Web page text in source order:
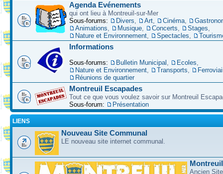
Agenda Evénements
qui ont lieu à Montreuil-sur-Mer
Sous-forums:
Divers, Art, Cinéma,
Animations, Musique, Concerts, Stages,
Nature et Environnement, Spectacles,
Informations
Sous-forums: Bulletin Municipal , Ecoles,
Nature et Environnement, Transports,
Réunions de quartier
Montreuil Escapades
Tout ce que vous voulez savoir sur Montreuil
Sous-forum:
Présentation
LIENS
Nouveau Site Communal
LE nouveau site internet communal.
Ancien